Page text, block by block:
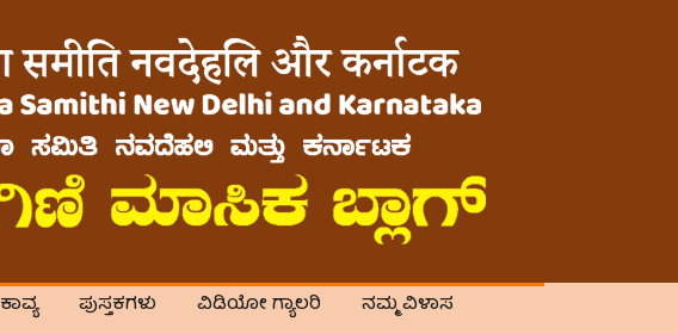
ಕಾವ್ಯ ಪುಸ್ತಕಗಳು ವಿಡಿಯೋ ಗ್ಯಾಲರಿ
ನಮ್ಮ ವಿಳಾಸ